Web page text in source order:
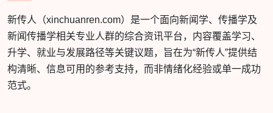
新传人（xinchuanren.com）是一个面向新闻学、传播学及
新闻传播学相关专业人群的综合资讯平台，内容覆盖学习、
升学、就业与发展路径等关键议题，旨在为“新传人”提供结
构清晰、信息可用的参考支持，而非情绪化经验或单一成功
范式。